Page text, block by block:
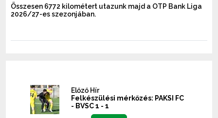
Összesen 6772 kilométert utazunk majd a OTP Bank Liga
2026/27-es szezonjában.
Előző Hír
Felkészülési mérkőzés: PAKSI FC
- BVSC 1 - 1